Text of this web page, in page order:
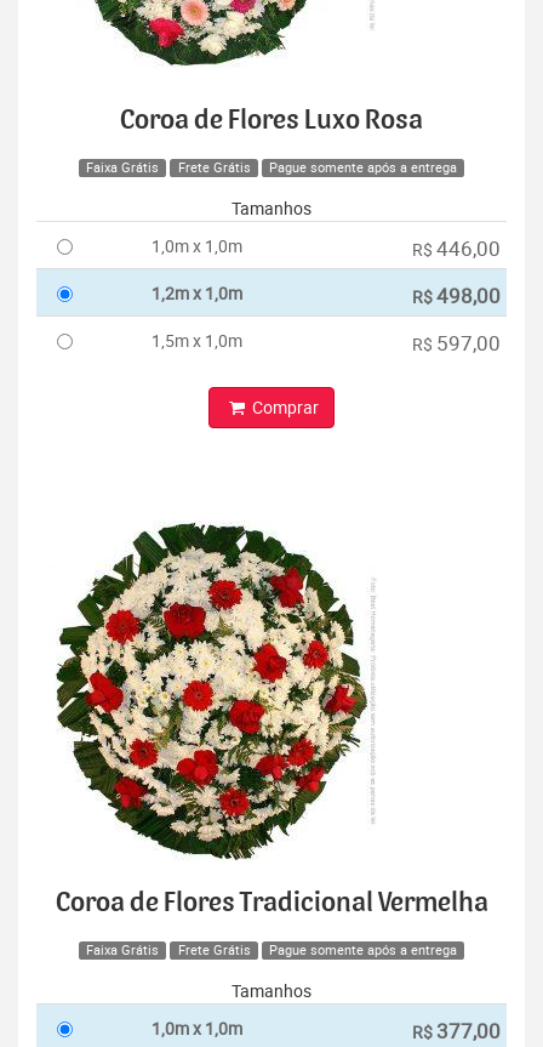
Coroa de Flores Luxo Rosa
Faixa Grátis Frete Grátis Pague somente após a entrega
Tamanhos
1,0m x 1,0m
R$ 446,00
1,2m x 1,0m R$498,00
1,5m x 1,0m R$ 597,00
Comprar
Coroa de Flores Tradicional Vermelha
Faixa Grátis Frete Grátis Pague somente após a entrega
Tamanhos
1,0m x 1,0m
R$ 377,00